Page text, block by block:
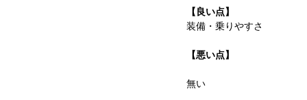
【良い点】
装備・乗りやすさ
【悪い点】
無い